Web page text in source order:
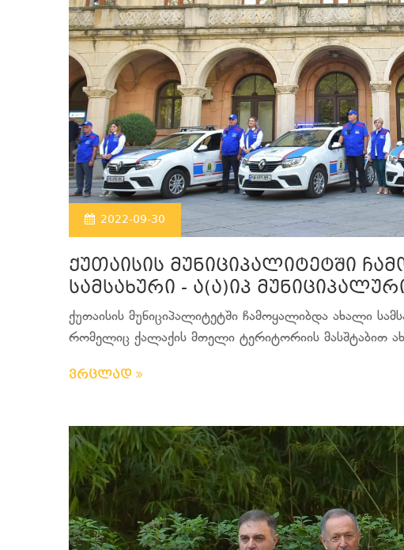
2022-09-30
ქუთაისის მუნიციპალიტეტში
სამსახური - ა(ა)იპ
ქუთაისის მუნიციპალიტეტში ჩამოყალიბდა ახალი
რომელიც ქალაქის მთელი ტერიტორიის მასშტაბით
ვრცლად